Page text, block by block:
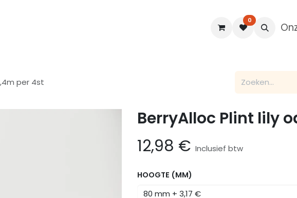
Blogs
0
per 4st
BerryAlloc Plint lily
12,98 € Inclusief btw
HOOGTE (MM)